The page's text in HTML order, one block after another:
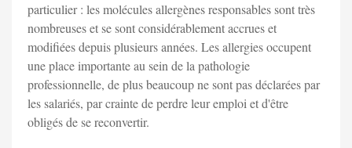
particulier : les molécules allergènes responsables sont très
nombreuses et se sont considérablement accrues et
modifiées depuis plusieurs années. Les allergies occupent
une place importante au sein de la pathologie
professionnelle, de plus beaucoup ne sont pas déclarées par
les salariés, par crainte de perdre leur emploi et d'être
obligés de se reconvertir.